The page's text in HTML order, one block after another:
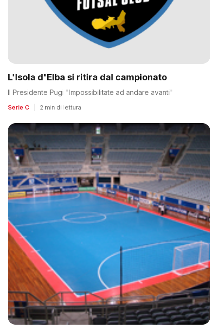
L'Isola d'Elba si ritira dal campionato
Il Presidente Pugi "Impossibilitate ad andare avanti"
Serie C 2 min di lettura